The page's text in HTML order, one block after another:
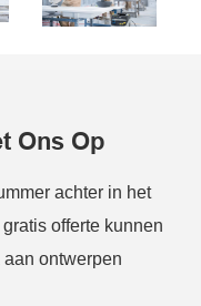
Ons Op
achter in het
offerte kunnen
ontwerpen